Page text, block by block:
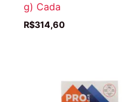
g) Cada
R$314,60